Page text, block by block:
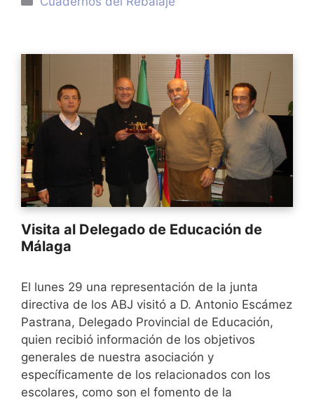
Visita al Delegado de Educación de
Málaga
El lunes 29 una representación de la junta
directiva de los ABJ visitó a D. Antonio Escámez
Pastrana, Delegado Provincial de Educación,
quien recibió información de los objetivos
generales de nuestra asociación y
específicamente de los relacionados con los
escolares, como son el fomento de la